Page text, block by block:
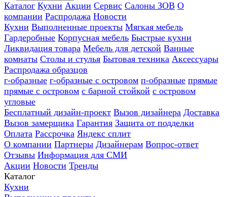
Каталог Кухни Акции Сервис Салоны ЗОВ О
компании Распродажа Новости
Кухни Выполненные проекты Мягкая мебель
Гардеробные Корпусная мебель Быстрые кухни
Ликвидация товара Мебель для детской Ванные
комнаты Столы и стулья Бытовая техника Аксессуары
Распродажа образцов
г-образные г-образные с островом п-образные прямые
прямые с островом с барной стойкой с островом
угловые
Бесплатный дизайн-проект Вызов дизайнера Доставка
Вызов замерщика Гарантия Защита от подделки
Оплата Рассрочка Яндекс сплит
О компании Партнеры Дизайнерам Вопрос-ответ
Отзывы Информация для СМИ
Акции Новости Тренды
Каталог
Кухни